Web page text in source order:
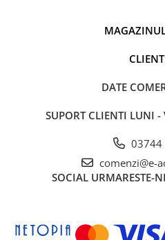
DATE
SUPORT CLIENTI LUNI -
03744
comenzi@e-
SOCIAL URMARESTE-